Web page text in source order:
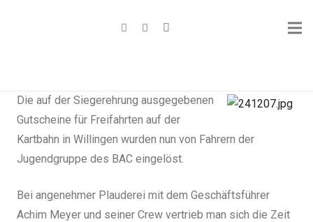
Die auf der Siegerehrung ausgegebenen
Gutscheine für Freifahrten auf der
Kartbahn in Willingen wurden nun von Fahrern der
Jugendgruppe des BAC eingelöst.
Bei angenehmer Plauderei mit dem Geschäftsführer
Achim Meyer und seiner Crew vertrieb man sich die Zeit